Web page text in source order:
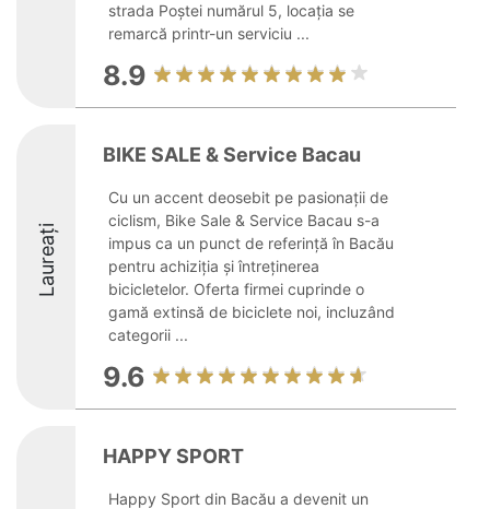
strada Poștei numărul 5, locația se
remarcă printr-un serviciu ...
8.9
Laureați
BIKE SALE & Service Bacau
Cu un accent deosebit pe pasionații de
ciclism, Bike Sale & Service Bacau s-a
impus ca un punct de referință în Bacău
pentru achiziția și întreținerea
bicicletelor. Oferta firmei cuprinde o
gamă extinsă de biciclete noi, incluzând
categorii ...
9.6
HAPPY SPORT
Happy Sport din Bacău a devenit un